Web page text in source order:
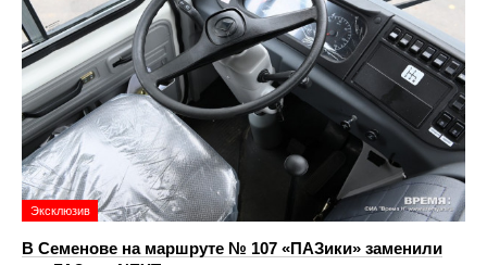
Эксклюзив
В Семенове на маршруте № 107 «ПАЗики» заменили